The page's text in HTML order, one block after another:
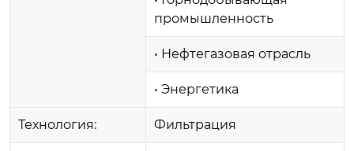
промышленность
• Нефтегазовая отрасль
• Энергетика
Технология: Фильтрация